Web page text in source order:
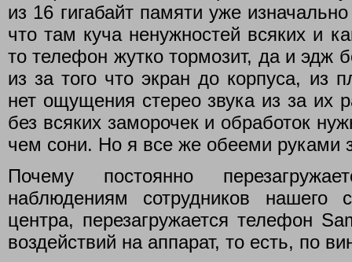
из 16 гигабайт памяти уже
что там куча ненужностей всяких и
то телефон жутко тормозит, да и эдж
из за того что экран до корпуса, из
нет ощущения стерео звука из за их
без всяких заморочек и обработок
чем сони. Но я все же обееми руками
Почему постоянно
наблюдениям сотрудников нашего
центра, перезагружается телефон
воздействий на аппарат, то есть, по